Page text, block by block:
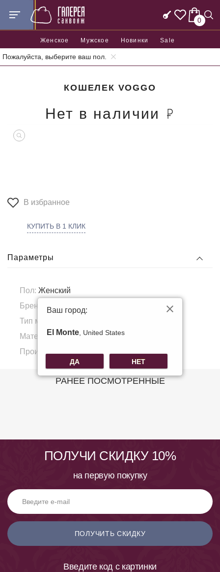
0
Женское Мужское Новинки Sale
Пожалуйста, выберите ваш пол.
Главная Аксессуары Кошельки
КОШЕЛЕК VOGGO
Нет в наличии
В избранное
КУПИТЬ В 1 КЛИК
Параметры
Пол: Женский
Бренд:
Voggo
Тип материала:
Материал подкладка:Полиэстер
Производитель:
РАНЕЕ ПОСМОТРЕННЫЕ
ПОЛУЧИ СКИДКУ 10%
на первую покупку
ПОЛУЧИТЬ СКИДКУ
Введите код с картинки
Ваш город:
El Monte , United States
ДА НЕТ